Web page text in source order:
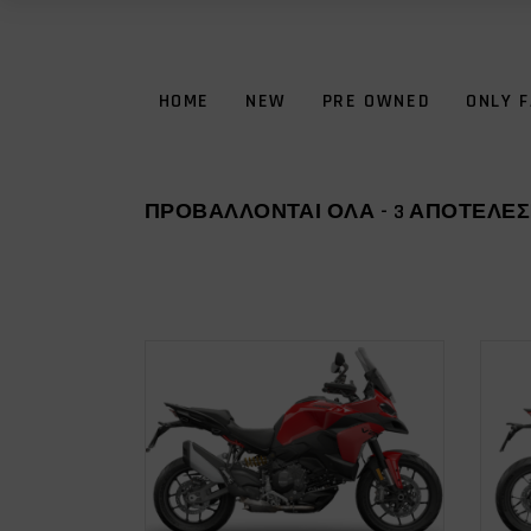
HOME NEW PRE OWNED ONLY
ΠΡΟΒΆΛΛΟΝΤΑΙ ΌΛΑ - 3
ΕΠΙΛΟΓΉ
Αυτό
το
προϊόν
έχει